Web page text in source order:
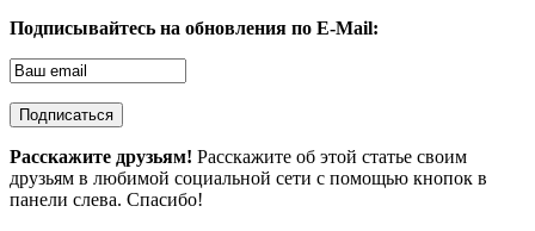
Подписывайтесь на обновления по E-Mail:
Расскажите друзьям! Расскажите об этой статье своим
друзьям в любимой социальной сети с помощью кнопок в
панели слева. Спасибо!